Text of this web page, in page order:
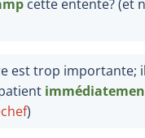
cette entente? (et
est trop importante;
)